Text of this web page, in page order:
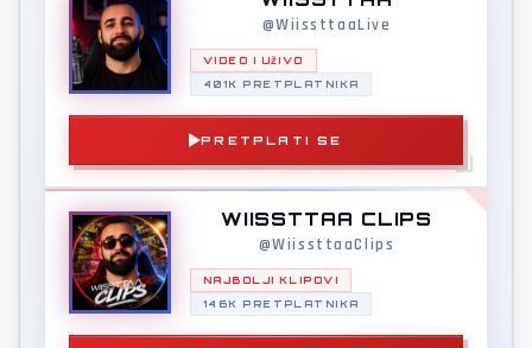
@WiissttaaLive
VIDEO I UŽIVO
401K PRETPLATNIKA
PRETPLATI SE
WIISSTTAA CLIPS
@WiissttaaClips
NAJBOLJI KLIPOVI
146K PRETPLATNIKA